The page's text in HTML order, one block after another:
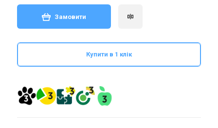
Замовити
Купити в 1 клік